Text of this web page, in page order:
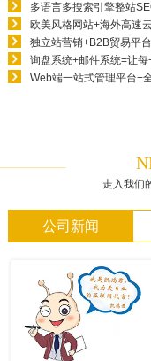
多语言多搜索引擎整站
欧美风格网站+海外高速
独立站营销+B2B贸易平
询盘系统+邮件系统=让
Web端一站式管理平台+
走入我们
公司新闻